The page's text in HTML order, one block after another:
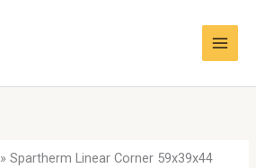
»Spartherm Linear Corner 59x39x44